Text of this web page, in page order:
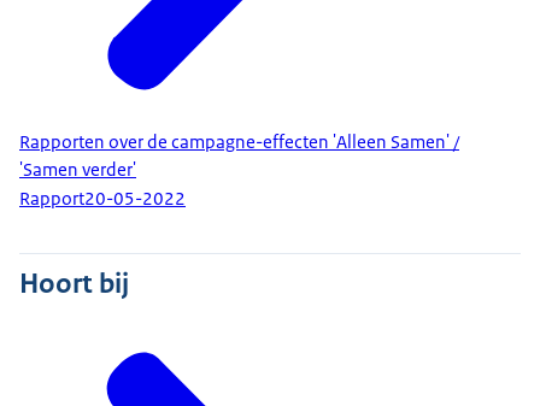
Rapporten over de campagne-effecten 'Alleen Samen' /
'Samen verder'
Rapport20-05-2022
Hoort bij